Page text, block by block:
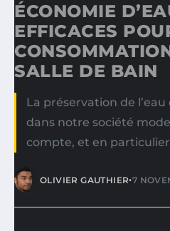
ÉCONOMIE
EFFICACES
SALLE DE BAIN
La préservation de
dans notre société
compte, et en
OLIVIER GAUTHIER•7